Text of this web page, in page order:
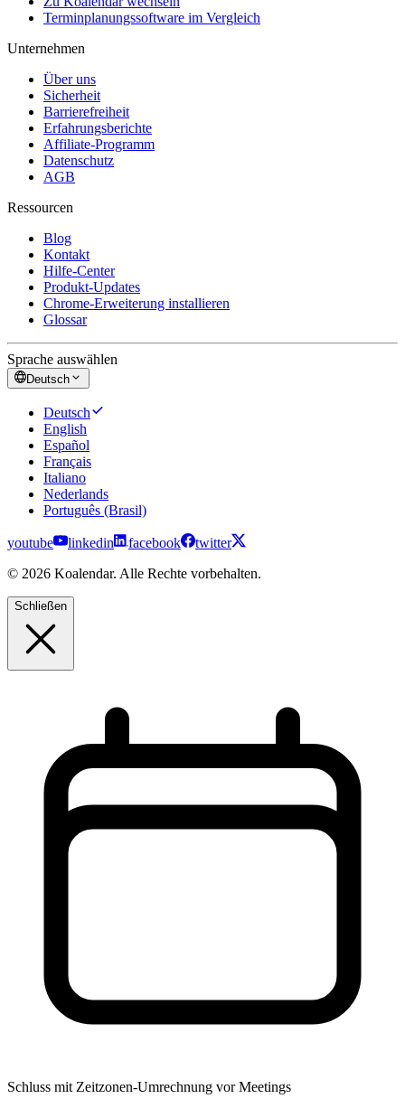
Terminplanungssoftware im Vergleich
Unternehmen
Über uns
Sicherheit
Barrierefreiheit
Erfahrungsberichte
Affiliate-Programm
Datenschutz
AGB
Ressourcen
Blog
Kontakt
Hilfe-Center
Produkt-Updates
Chrome-Erweiterung installieren
Glossar
Sprache auswählen
Deutsch
Deutsch
English
Español
Français
Italiano
Nederlands
Português (Brasil)
youtube linkedin facebook
twitter
© 2026 Koalendar. Alle Rechte vorbehalten.
Schließen
Schluss mit Zeitzonen-Umrechnung vor Meetings